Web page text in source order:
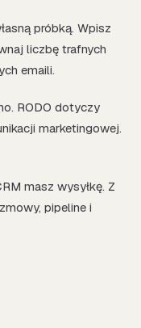
próbką. Wpisz
liczbę trafnych
emaili.
RODO dotyczy
marketingowej.
masz wysyłkę. Z
pipeline i